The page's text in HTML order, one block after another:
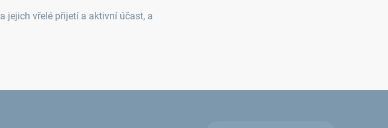
jejich vřelé přijetí a aktivní účast, a